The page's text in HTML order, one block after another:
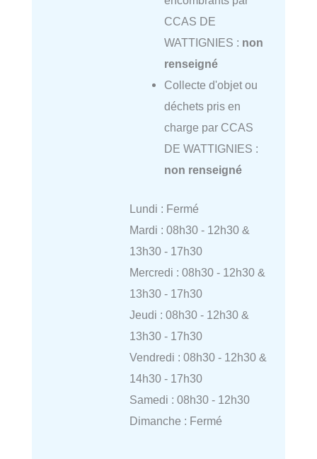
CCAS DE
WATTIGNIES : non
renseigné
Collecte d'objet ou
déchets pris en
charge par CCAS
DE WATTIGNIES :
non renseigné
Lundi : Fermé
Mardi : 08h30 - 12h30 &
13h30 - 17h30
Mercredi : 08h30 - 12h30 &
13h30 - 17h30
Jeudi : 08h30 - 12h30 &
13h30 - 17h30
Vendredi : 08h30 - 12h30 &
14h30 - 17h30
Samedi : 08h30 - 12h30
Dimanche : Fermé